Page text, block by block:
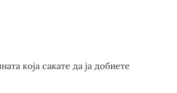
која сакате да ја добиете